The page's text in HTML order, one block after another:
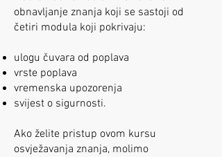
obnavljanje znanja koji se sastoji od
četiri modula koji pokrivaju:
ulogu čuvara od poplava
vrste poplava
vremenska upozorenja
svijest o sigurnosti.
Ako želite pristup ovom kursu
osvježavanja znanja, molimo